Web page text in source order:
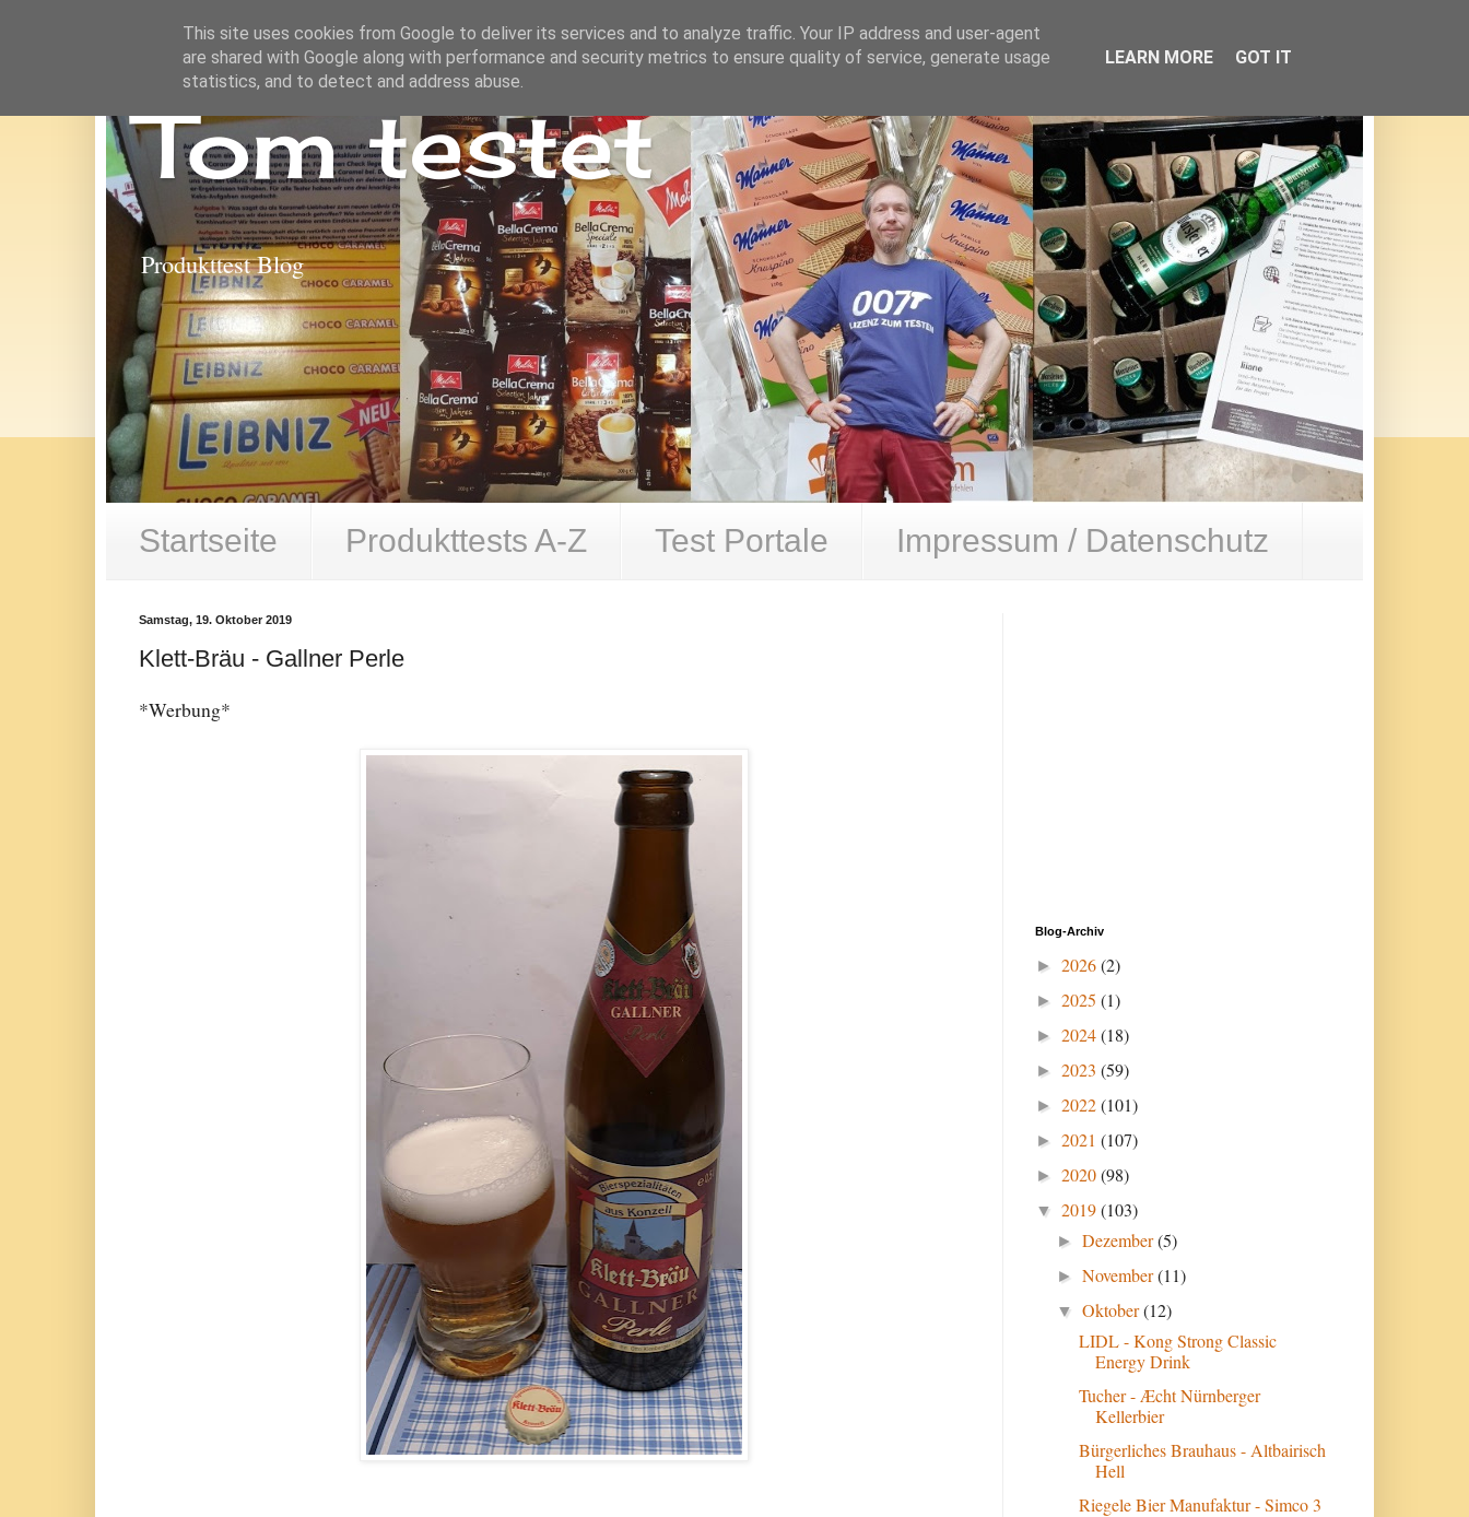
Tom testet
Produkttest Blog
Startseite Produkttests A-Z Test Portale Impressum / Datenschutz
Samstag, 19. Oktober 2019
Klett-Bräu - Gallner Perle
*Werbung*
Blog-Archiv
► 2026(2)
► 2025 (1)
► 2024(18)
► 2023 (59)
► 2022(101)
► 2021 (107)
► 2020(98)
▼ 2019(103)
►Dezember(5)
►November(11)
▼Oktober(12)
LIDL - Kong Strong Classic
Energy Drink
Tucher - Æcht Nürnberger
Kellerbier
Bürgerliches Brauhaus - Altbairisch
Hell
Riegele Bier Manufaktur - Simco 3
This site uses cookies from Google to deliver its services and to analyze traffic. Your IP address and user-agent
are shared with Google along with performance and security metrics to ensure quality of service, generate usage
statistics, and to detect and address abuse.
LEARN MORE GOT IT